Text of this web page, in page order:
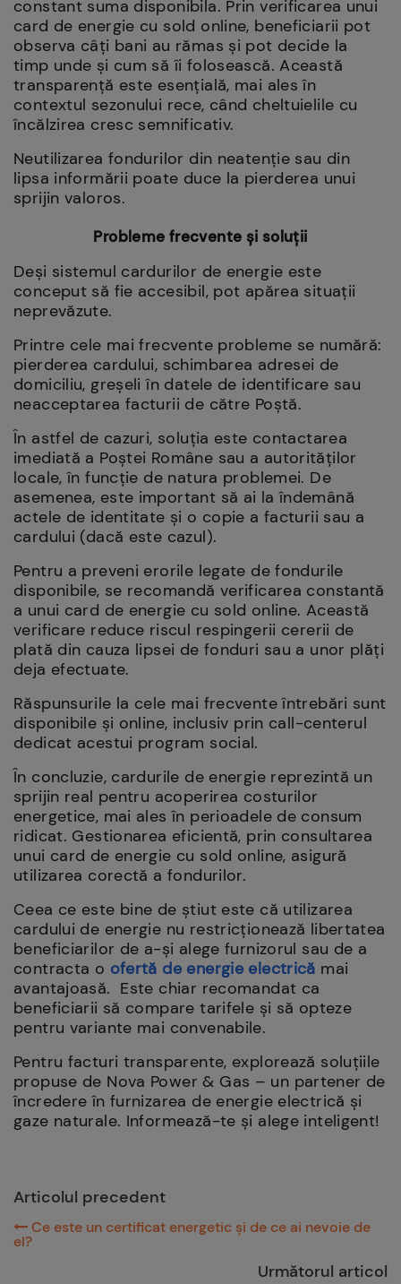
constant suma disponibila. Prin verificarea unui
card de energie cu sold online, beneficiarii pot
observa câți bani au rămas și pot decide la
timp unde și cum să îi folosească. Această
transparență este esențială, mai ales în
contextul sezonului rece, când cheltuielile cu
încălzirea cresc semnificativ.
Neutilizarea fondurilor din neatenție sau din
lipsa informării poate duce la pierderea unui
sprijin valoros.
Probleme frecvente și soluții
Deși sistemul cardurilor de energie este
conceput să fie accesibil, pot apărea situații
neprevăzute.
Printre cele mai frecvente probleme se numără:
pierderea cardului, schimbarea adresei de
domiciliu, greșeli în datele de identificare sau
neacceptarea facturii de către Poștă.
În astfel de cazuri, soluția este contactarea
imediată a Poștei Române sau a autorităților
locale, în funcție de natura problemei. De
asemenea, este important să ai la îndemână
actele de identitate și o copie a facturii sau a
cardului (dacă este cazul).
Pentru a preveni erorile legate de fondurile
disponibile, se recomandă verificarea constantă
a unui card de energie cu sold online. Această
verificare reduce riscul respingerii cererii de
plată din cauza lipsei de fonduri sau a unor plăți
deja efectuate.
Răspunsurile la cele mai frecvente întrebări sunt
disponibile și online, inclusiv prin call-centerul
dedicat acestui program social.
În concluzie, cardurile de energie reprezintă un
sprijin real pentru acoperirea costurilor
energetice, mai ales în perioadele de consum
ridicat. Gestionarea eficientă, prin consultarea
unui card de energie cu sold online, asigură
utilizarea corectă a fondurilor.
Ceea ce este bine de știut este că utilizarea
cardului de energie nu restricționează libertatea
beneficiarilor de a-și alege furnizorul sau de a
contracta o ofertă de energie electrică mai
avantajoasă. Este chiar recomandat ca
beneficiarii să compare tarifele și să opteze
pentru variante mai convenabile.
Pentru facturi transparente, explorează soluțiile
propuse de Nova Power & Gas – un partener de
încredere în furnizarea de energie electrică și
gaze naturale. Informează-te și alege inteligent!
Articolul precedent
Ce este un certificat energetic și de ce ai nevoie de
el?
Următorul articol